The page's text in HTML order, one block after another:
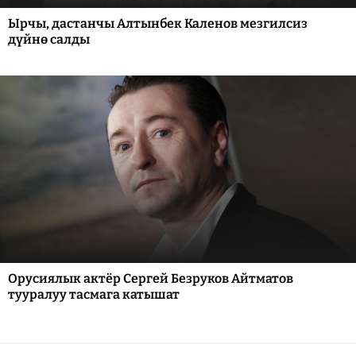
Ырчы, дастанчы Алтынбек Каленов мезгилсиз
дүйнө салды
Орусиялык актёр Сергей Безруков Айтматов
тууралуу тасмага катышат